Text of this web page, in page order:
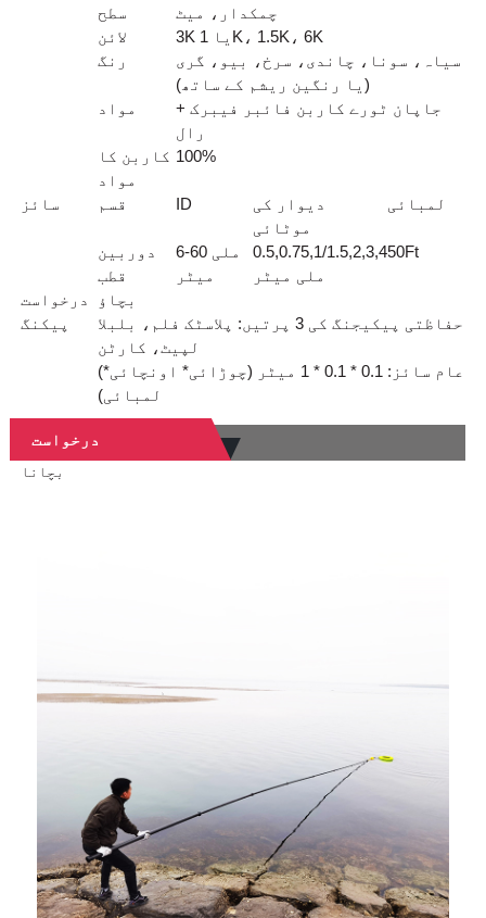
سطح
چمکدار، میٹ
لائن
3K یا 1K، 1.5K، 6K
رنگ
سیاہ، سونا، چاندی، سرخ، بیو، گری
(یا رنگین ریشم کے ساتھ)
مواد
جاپان ٹورے کاربن فائبر فیبرک +
رال
کاربن کا
مواد
100%
سائز قسم ID
دیوار کی
موٹائی
لمبائی
دوربین
قطب
6-60 ملی
میٹر
0.5,0.75,1/1.5,2,3,4
ملی میٹر
50Ft
درخواست
بچاؤ
پیکنگ
حفاظتی پیکیجنگ کی 3 پرتیں: پلاسٹک فلم، بلبلا
لپیٹ، کارٹن
(عام سائز: 0.1 * 0.1 * 1 میٹر (چوڑائی* اونچائی*
لمبائی)
درخواست
بچانا